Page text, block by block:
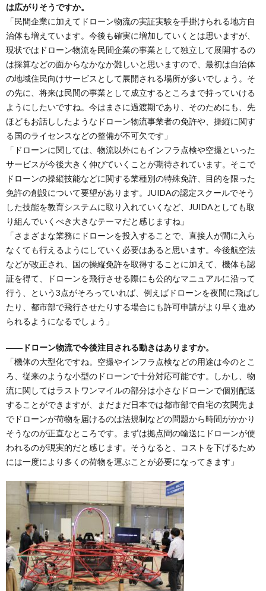
は広がりそうですか。
「民間企業に加えてドローン物流の実証実験を手掛けられる地方自
治体も増えています。今後も確実に増加していくとは思いますが、
現状ではドローン物流を民間企業の事業として独立して展開するの
は採算などの面からなかなか難しいと思いますので、最初は自治体
の地域住民向けサービスとして展開される場所が多いでしょう。そ
の先に、将来は民間の事業として成立するところまで持っていける
ようにしたいですね。今はまさに過渡期であり、そのためにも、先
ほどもお話ししたようなドローン物流事業者の免許や、操縦に関す
る国のライセンスなどの整備が不可欠です」
「ドローンに関しては、物流以外にもインフラ点検や空撮といった
サービスが今後大きく伸びていくことが期待されています。そこで
ドローンの操縦技能などに関する業種別の特殊免許、目的を限った
免許の創設について要望があります。JUIDAの認定スクールでそう
した技能を教育システムに取り入れていくなど、JUIDAとしても取
り組んでいくべき大きなテーマだと感じますね」
「さまざまな業務にドローンを投入することで、直接人が間に入ら
なくても行えるようにしていく必要はあると思います。今後航空法
などが改正され、国の操縦免許を取得することに加えて、機体も認
証を得て、ドローンを飛行させる際にも公的なマニュアルに沿って
行う、という3点がそろっていれば、例えばドローンを夜間に飛ばし
たり、都市部で飛行させたりする場合にも許可申請がより早く進め
られるようになるでしょう」
――ドローン物流で今後注目される動きはありますか。
「機体の大型化ですね。空撮やインフラ点検などの用途は今のとこ
ろ、従来のような小型のドローンで十分対応可能です。しかし、物
流に関してはラストワンマイルの部分は小さなドローンで個別配送
することができますが、まだまだ日本では都市部で自宅の玄関先ま
でドローンが荷物を届けるのは法規制などの問題から時間がかかり
そうなのが正直なところです。まずは拠点間の輸送にドローンが使
われるのが現実的だと感じます。そうなると、コストを下げるため
には一度により多くの荷物を運ぶことが必要になってきます」